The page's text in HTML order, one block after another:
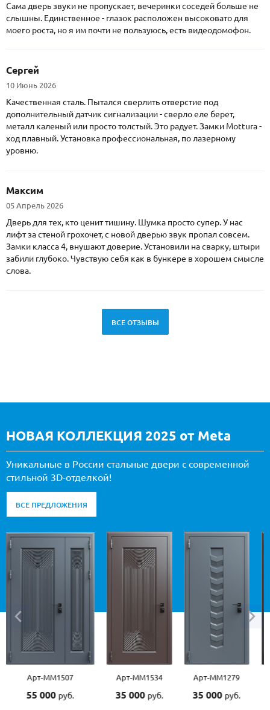
Сама дверь звуки не пропускает, вечеринки соседей больше не
слышны. Единственное - глазок расположен высоковато для
моего роста, но я им почти не пользуюсь, есть видеодомофон.
Сергей
10 Июнь 2026
Качественная сталь. Пытался сверлить отверстие под
дополнительный датчик сигнализации - сверло еле берет,
металл каленый или просто толстый. Это радует. Замки Mottura -
ход плавный. Установка профессиональная, по лазерному
уровню.
Максим
05 Апрель 2026
Дверь для тех, кто ценит тишину. Шумка просто супер. У нас
лифт за стеной грохочет, с новой дверью звук пропал совсем.
Замки класса 4, внушают доверие. Установили на сварку, штыри
забили глубоко. Чувствую себя как в бункере в хорошем смысле
слова.
ВСЕ ОТЗЫВЫ
НОВАЯ КОЛЛЕКЦИЯ 2025 от Meta
Уникальные в России стальные двери с современной
стильной 3D-отделкой!
ВСЕ ПРЕДЛОЖЕНИЯ
Арт-ММ1507
55 000 руб.
Арт-ММ1534
35 000 руб.
Арт-ММ1279
35 000 руб.